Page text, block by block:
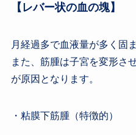
【レバー状の血の塊】
月経過多で血液量が多く固
また、筋腫は子宮を変形さ
が原因となります。
・粘膜下筋腫（特徴的）